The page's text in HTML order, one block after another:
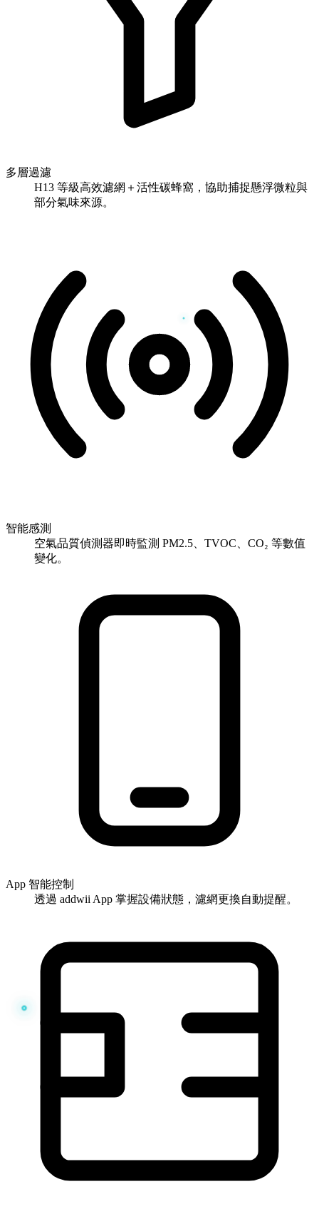
多層過濾
H13 等級高效濾網＋活性碳蜂窩，協助捕捉懸浮微粒與
部分氣味來源。
智能感測
空氣品質偵測器即時監測 PM2.5、TVOC、CO₂ 等數值
變化。
App 智能控制
透過 addwii App 掌握設備狀態，濾網更換自動提醒。